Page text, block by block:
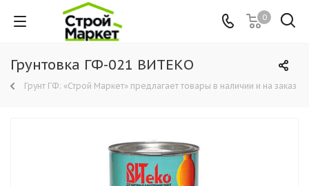
0
Грунтовка ГФ-021 ВИТЕКО
Грунт ГФ: «Строй Маркет» предлагает товары в наличии и на заказ